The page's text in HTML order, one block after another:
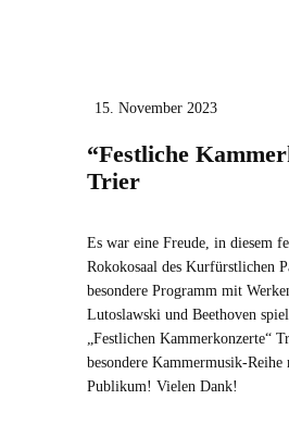
15. November 2023
“Festliche
Trier
Es war eine Freude, in diesem
Rokokosaal des Kurfürstlichen
besondere Programm mit
Lutoslawski und Beethoven
„Festlichen Kammerkonzerte“
besondere Kammermusik-
Publikum! Vielen Dank!